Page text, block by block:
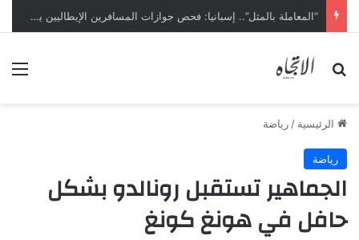
“المعاملة بالمثل”.. إسبانيا: فحص جوازات المسافرين الإيطاليين يبدأ ليل السبت
بحث عن
الرئيسية / رياضة
رياضة
الجماهير تستقبل رونالدو بشكل
حافل في هونغ كونغ